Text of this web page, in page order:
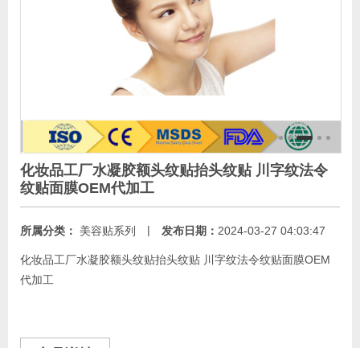
化妆品工厂水凝胶额头纹贴抬头纹贴 川字纹法令
纹贴面膜OEM代加工
所属分类： 美容贴系列 | 发布日期： 2024-03-27 04:03:47
化妆品工厂水凝胶额头纹贴抬头纹贴 川字纹法令纹贴面膜OEM
代加工